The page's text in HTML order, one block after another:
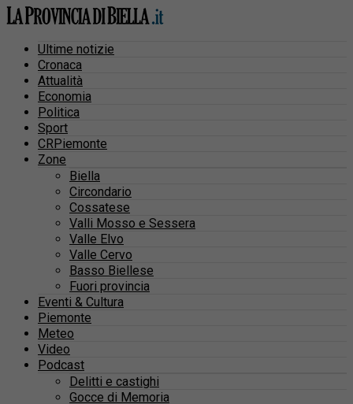
Ultime notizie
Cronaca
Attualità
Economia
Politica
Sport
CRPiemonte
Zone
Biella
Circondario
Cossatese
Valli Mosso e Sessera
Valle Elvo
Valle Cervo
Basso Biellese
Fuori provincia
Eventi & Cultura
Piemonte
Meteo
Video
Podcast
Delitti e castighi
Gocce di Memoria